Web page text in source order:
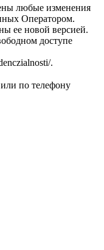
любые изменения
Оператором.
ее новой версией.
доступе
.
по телефону